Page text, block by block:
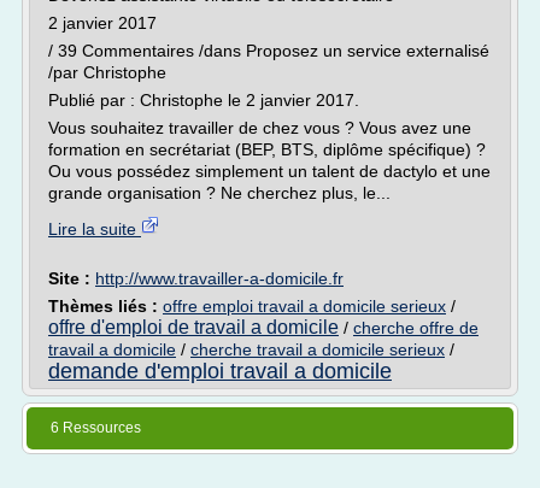
2 janvier 2017
/ 39 Commentaires /dans Proposez un service externalisé
/par Christophe
Publié par : Christophe le 2 janvier 2017.
Vous souhaitez travailler de chez vous ? Vous avez une
formation en secrétariat (BEP, BTS, diplôme spécifique) ?
Ou vous possédez simplement un talent de dactylo et une
grande organisation ? Ne cherchez plus, le...
Lire la suite
Site : http://www.travailler-a-domicile.fr
Thèmes liés : offre emploi travail a domicile serieux /
offre d'emploi de travail a domicile / cherche offre de
travail a domicile / cherche travail a domicile serieux /
demande d'emploi travail a domicile
6 Ressources